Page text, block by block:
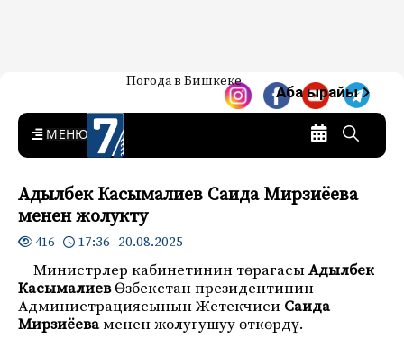
7-канал. Жаңылыктар —
Кыргызстан
Жаңылыктар — Кыргызстан
Погода в Бишкеке
Аба ырайы
MENU
Адылбек Касымалиев Саида Мирзиёева
менен жолукту
416 17:36 20.08.2025
Министрлер кабинетинин төрагасыАдылбек
КасымалиевӨзбекстан президентинин
Администрациясынын Жетекчиси Саида
Мирзиёеваменен жолугушуу өткөрдү.